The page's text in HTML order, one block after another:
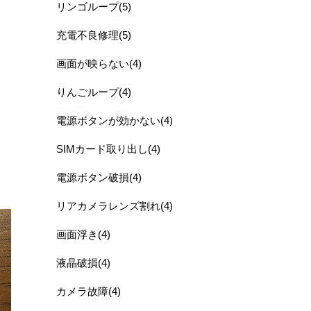
リンゴループ(5)
充電不良修理(5)
画面が映らない(4)
りんごループ(4)
電源ボタンが効かない(4)
SIMカード取り出し(4)
電源ボタン破損(4)
リアカメラレンズ割れ(4)
画面浮き(4)
液晶破損(4)
カメラ故障(4)